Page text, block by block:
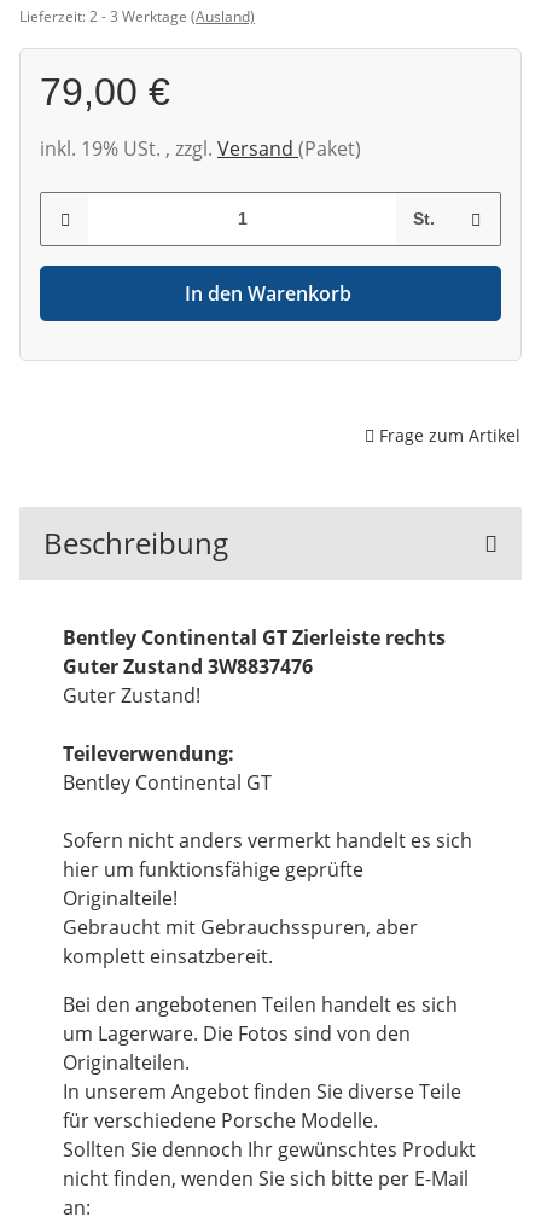
Lieferzeit:2 - 3 Werktage (Ausland)
79,00 €
inkl. 19% USt. , zzgl. Versand (Paket)
St.
In den Warenkorb
Frage zum Artikel
Beschreibung
Bentley Continental GT Zierleiste rechts
Guter Zustand 3W8837476
Guter Zustand!
Teileverwendung:
Bentley Continental GT
Sofern nicht anders vermerkt handelt es sich
hier um funktionsfähige geprüfte
Originalteile!
Gebraucht mit Gebrauchsspuren, aber
komplett einsatzbereit.
Bei den angebotenen Teilen handelt es sich
um Lagerware. Die Fotos sind von den
Originalteilen.
In unserem Angebot finden Sie diverse Teile
für verschiedene Porsche Modelle.
Sollten Sie dennoch Ihr gewünschtes Produkt
nicht finden, wenden Sie sich bitte per E-Mail
an: